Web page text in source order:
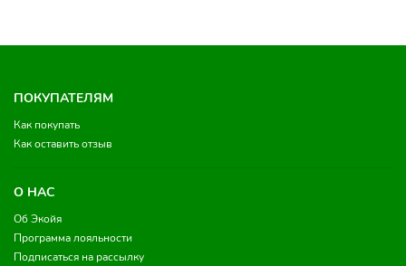
ПОКУПАТЕЛЯМ
Как покупать
Как оставить отзыв
О НАС
Об Экойя
Программа лояльности
Подписаться на рассылку